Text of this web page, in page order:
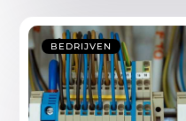
BEDRIJVEN